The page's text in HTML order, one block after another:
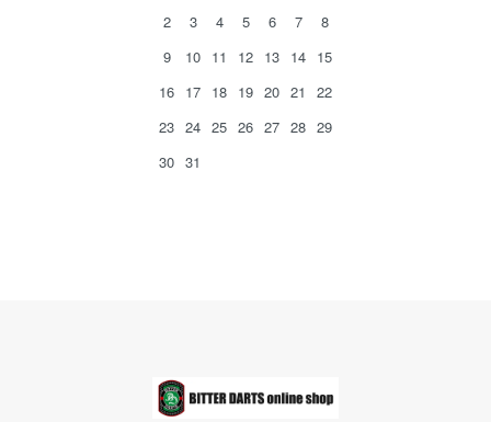
2
3 4 5 6 7
8
9
10 11 12 13 14 15
16 17 18 19 20 21
22
23 24 25 26 27 28 29
30 31